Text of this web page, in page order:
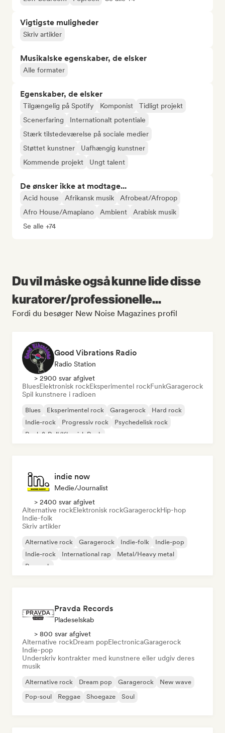
Vigtigste muligheder
Skriv artikler
Musikalske egenskaber, de elsker
Alle formater
Egenskaber, de elsker
Tilgængelig på Spotify Komponist
Tidligt projekt
Scenerfaring
Internationalt potentiale
Stærk tilstedeværelse på sociale medier
Støttet kunstner
Uafhængig kunstner
Kommende projekt
Ungt talent
De ønsker ikke at modtage...
Acid house Afrikansk musik
Afrobeat/Afropop
Afro House/Amapiano
Ambient
Arabisk musik
Se alle +74
Du vil måske også kunne lide disse
kuratorer/professionelle...
Fordi du besøger New Noise Magazines profil
Good Vibrations Radio
Radio Station
> 2900 svar afgivet
BluesElektronisk rockEksperimentel rockFunkGaragerock
Spil kunstnere i radioen
Blues Eksperimentel rock Garagerock
Hard rock
Indie-rock
Progressiv rock
Psychedelisk rock
Rock & Roll/Klassisk Rock
indie now
Medie/journalist
> 2400 svar afgivet
Alternative rockElektronisk rockGaragerockHip-hop
Indie-folk
Skriv artikler
Alternative rock Garagerock Indie-folk
Indie-pop
Indie-rock
International rap
Metal/Heavy metal
Poprock
Pravda Records
Pladeselskab
> 800 svar afgivet
Alternative rockDream popElectronicaGaragerock
Indie-pop
Underskriv kontrakter med kunstnere eller udgiv deres
musik
Alternative rock Dream pop Garagerock
New wave
Pop-soul
Reggae Shoegaze Soul